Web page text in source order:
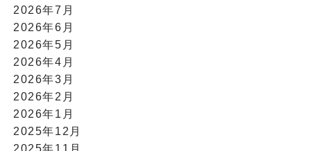
2026年7月
2026年6月
2026年5月
2026年4月
2026年3月
2026年2月
2026年1月
2025年12月